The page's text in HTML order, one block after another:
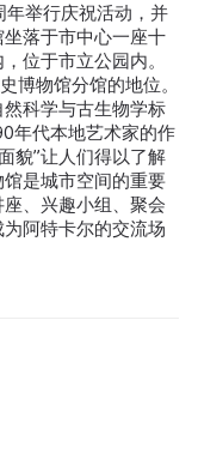
年举行庆祝活动，并
落于市中心一座十
位于市立公园内。
博物馆分馆的地位。
科学与古生物学标
年代本地艺术家的作
貌”让人们得以了解
是城市空间的重要
、兴趣小组、聚会
阿特卡尔的交流场